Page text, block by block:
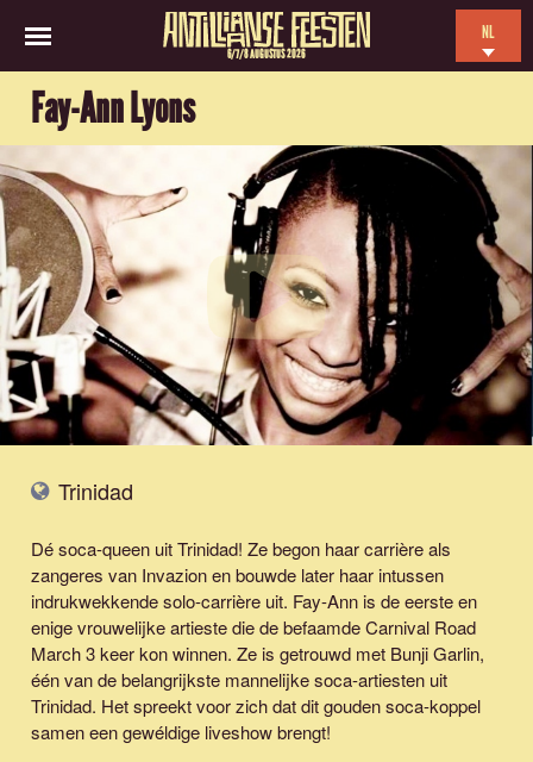
6/7/8 AUGUSTUS 2026
NL
FR
Fay-Ann Lyons
Trinidad
Dé soca-queen uit Trinidad! Ze begon haar carrière als
zangeres van Invazion en bouwde later haar intussen
indrukwekkende solo-carrière uit. Fay-Ann is de eerste en
enige vrouwelijke artieste die de befaamde Carnival Road
March 3 keer kon winnen. Ze is getrouwd met Bunji Garlin,
één van de belangrijkste mannelijke soca-artiesten uit
Trinidad. Het spreekt voor zich dat dit gouden soca-koppel
samen een gewéldige liveshow brengt!